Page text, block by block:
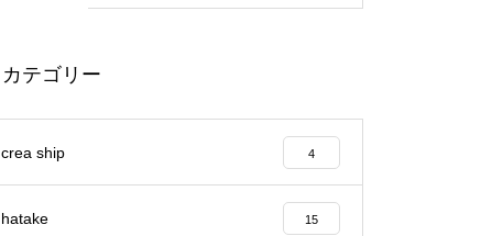
受賞しました！
カテゴリー
crea ship 4
hatake 15